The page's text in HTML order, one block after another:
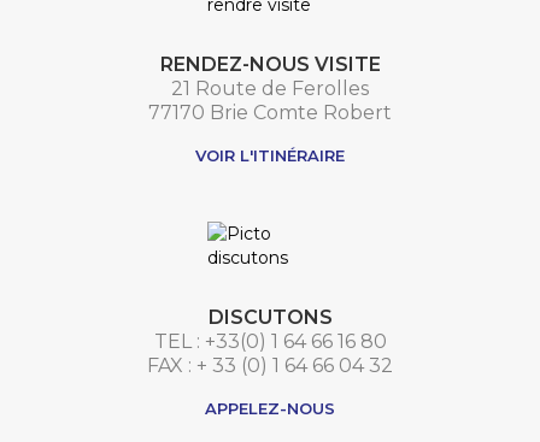
RENDEZ-NOUS VISITE
21 Route de Ferolles
77170 Brie Comte Robert
VOIR L'ITINÉRAIRE
DISCUTONS
TEL : +33(0) 1 64 66 16 80
FAX : + 33 (0) 1 64 66 04 32
APPELEZ-NOUS